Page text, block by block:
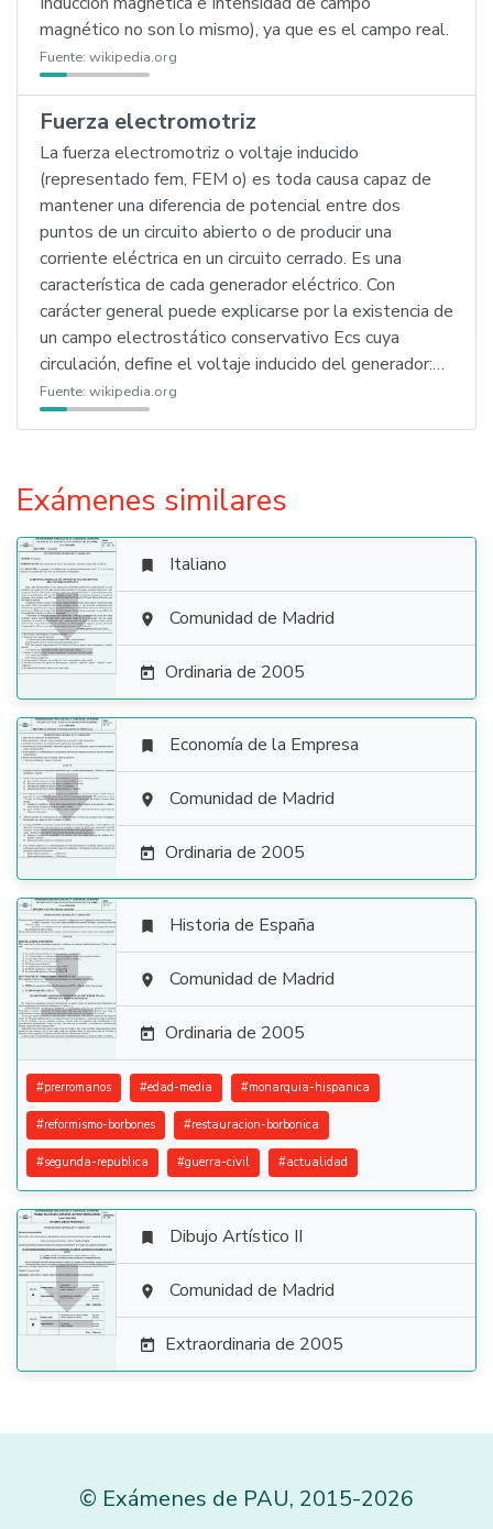
magnético no son lo mismo), ya que es el campo real.
Fuente: wikipedia.org
Fuerza electromotriz
La fuerza electromotriz o voltaje inducido
(representado fem, FEM o) es toda causa capaz de
mantener una diferencia de potencial entre dos
puntos de un circuito abierto o de producir una
corriente eléctrica en un circuito cerrado. Es una
característica de cada generador eléctrico. Con
carácter general puede explicarse por la existencia de
un campo electrostático conservativo Ecs cuya
circulación, define el voltaje inducido del generador:…
Fuente: wikipedia.org
Exámenes similares

 Italiano
 Comunidad de Madrid
 Ordinaria de 2005

 Economía de la Empresa
 Comunidad de Madrid
 Ordinaria de 2005

 Historia de España
 Comunidad de Madrid
 Ordinaria de 2005
#prerromanos #edad-media #monarquia-hispanica
#reformismo-borbones #restauracion-borbonica
#segunda-republica #guerra-civil #actualidad

 Dibujo Artístico II
 Comunidad de Madrid
 Extraordinaria de 2005
© Exámenes de PAU, 2015-2026